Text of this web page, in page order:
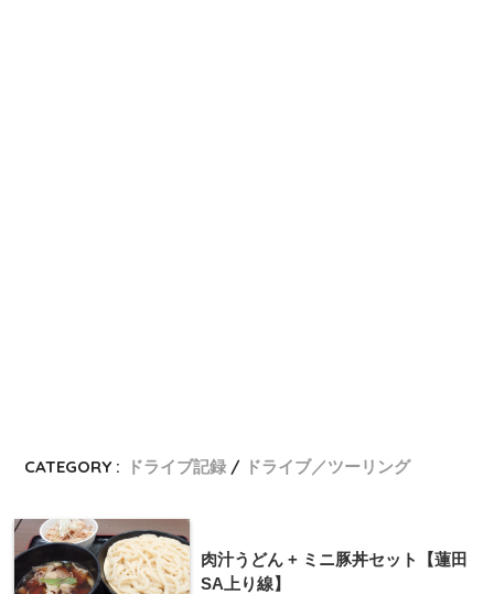
CATEGORY : ドライブ記録 ドライブ／ツーリング
肉汁うどん + ミニ豚丼セット【蓮田
SA上り線】